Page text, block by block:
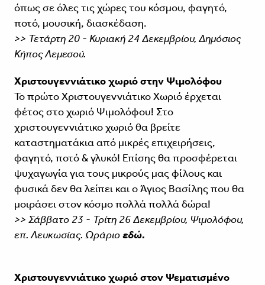
όπως σε όλες τις χώρες του κόσμου, φαγητό,
ποτό, μουσική, διασκέδαση.
>> Τετάρτη 20 - Κυριακή 24 Δεκεμβρίου, Δημόσιος
Κήπος Λεμεσού.
Χριστουγεννιάτικο χωριό στην Ψιμολόφου
Το πρώτο Χριστουγεννιάτικο Χωριό έρχεται
φέτος στο χωριό Ψιμολόφου! Στο
χριστουγεννιάτικο χωριό θα βρείτε
καταστηματάκια από μικρές επιχειρήσεις,
φαγητό, ποτό & γλυκό! Επίσης θα προσφέρεται
ψυχαγωγία για τους μικρούς μας φίλους και
φυσικά δεν θα λείπει και ο Άγιος Βασίλης που θα
μοιράσει στον κόσμο πολλά πολλά δώρα!
>> Σάββατο 23 - Τρίτη 26 Δεκεμβρίου, Ψιμολόφου,
επ. Λευκωσίας. Ωράριο εδώ.
Χριστουγεννιάτικο χωριό στον Ψεματισμένο